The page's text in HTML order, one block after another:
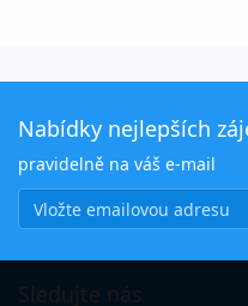
Nabídky nejlepších
pravidelně na váš e-mail